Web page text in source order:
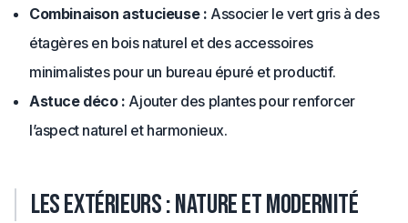
Combinaison astucieuse : Associer le vert gris à des
étagères en bois naturel et des accessoires
minimalistes pour un bureau épuré et productif.
Astuce déco : Ajouter des plantes pour renforcer
l’aspect naturel et harmonieux.
Les extérieurs : nature et modernité